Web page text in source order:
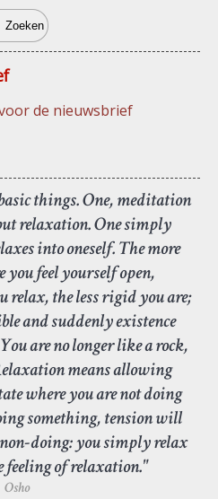
de nieuwsbrief
things. One, meditation
relaxation. One simply
into oneself. The more
you feel yourself open,
relax, the less rigid you are;
and suddenly existence
are no longer like a rock,
means allowing
where you are not doing
something, tension will
doing: you simply relax
feeling of relaxation."
Osho